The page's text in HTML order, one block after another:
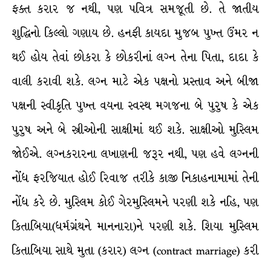
ફક્ત કરાર જ નથી, પણ પવિત્ર સમજૂતી છે. તે જાતીય
શુદ્ધિનો કિલ્લો ગણાય છે. હનફી કાયદા મુજબ પુખ્ત ઉંમર ન
થઈ હોય તેવાં છોકરા કે છોકરીનાં લગ્ન તેના પિતા, દાદા કે
વાલી કરાવી શકે. લગ્ન માટે એક પક્ષનો પ્રસ્તાવ અને બીજા
પક્ષની સ્વીકૃતિ પુખ્ત વયના સ્વસ્થ મગજના બે પુરુષ કે એક
પુરુષ અને બે સ્ત્રીઓની સાક્ષીમાં થઈ શકે. સાક્ષીઓ મુસ્લિમ
જોઈએ. લગ્નકરારના લખાણની જરૂર નથી, પણ હવે લગ્નની
નોંધ ફરજિયાત હોઈ રિવાજ તરીકે કાજી નિકાહનામામાં તેની
નોંધ કરે છે. મુસ્લિમ કોઈ ગેરમુસ્લિમને પરણી શકે નહિ, પણ
કિતાબિયા(ધર્મગ્રંથને માનનારા)ને પરણી શકે. શિયા મુસ્લિમ
કિતાબિયા સાથે મુતા (કરાર) લગ્ન (contract marriage) કરી